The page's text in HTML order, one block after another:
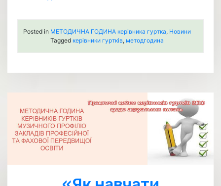
Posted in МЕТОДИЧНА ГОДИНА керівника гуртка, Новини
Tagged керівники гуртків, методгодина